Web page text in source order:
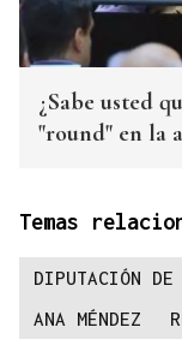
¿Sabe usted
"round" en la
Temas
DIPUTACIÓN DE
ANA MÉNDEZ